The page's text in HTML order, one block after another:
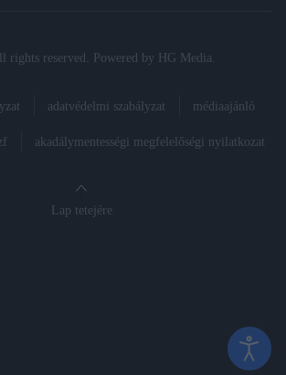
rights reserved. Powered by HG Media
adatvédelmi szabályzat médiaajánló
akadálymentességi megfelelőségi nyilatkozat
Lap tetejére